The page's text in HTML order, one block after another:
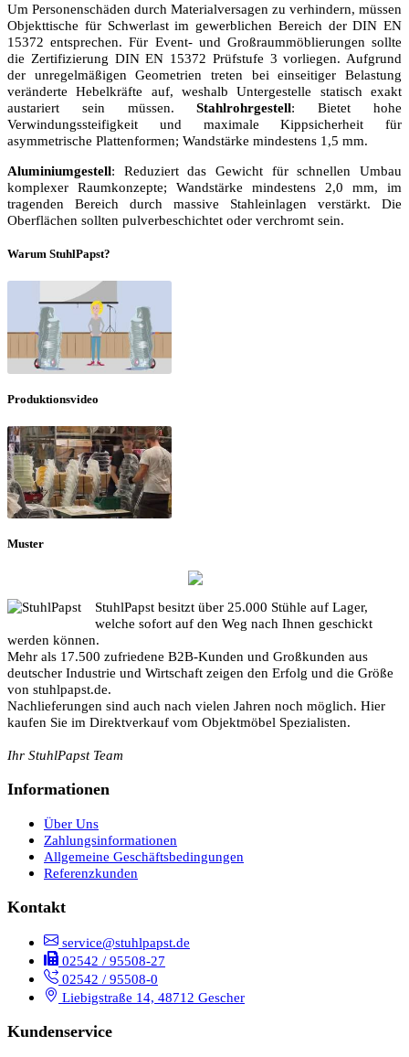
Um Personenschäden durch Materialversagen zu verhindern, müssen
Objekttische für Schwerlast im gewerblichen Bereich der DIN EN
15372 entsprechen. Für Event- und Großraummöblierungen sollte
die Zertifizierung DIN EN 15372 Prüfstufe 3 vorliegen. Aufgrund
der unregelmäßigen Geometrien treten bei einseitiger Belastung
veränderte Hebelkräfte auf, weshalb Untergestelle statisch exakt
austariert sein müssen.Stahlrohrgestell: Bietet hohe
Verwindungssteifigkeit und maximale Kippsicherheit für
asymmetrische Plattenformen; Wandstärke mindestens 1,5 mm.
Aluminiumgestell: Reduziert das Gewicht für schnellen Umbau
komplexer Raumkonzepte; Wandstärke mindestens 2,0 mm, im
tragenden Bereich durch massive Stahleinlagen verstärkt. Die
Oberflächen sollten pulverbeschichtet oder verchromt sein.
Warum StuhlPapst?
Produktionsvideo
Muster
StuhlPapst besitzt über 25.000 Stühle auf Lager,
welche sofort auf den Weg nach Ihnen geschickt
werden können.
Mehr als 17.500 zufriedene B2B-Kunden und Großkunden aus
deutscher Industrie und Wirtschaft zeigen den Erfolg und die Größe
von stuhlpapst.de.
Nachlieferungen sind auch nach vielen Jahren noch möglich. Hier
kaufen Sie im Direktverkauf vom Objektmöbel Spezialisten.
Ihr StuhlPapst Team
Informationen
Über Uns
Zahlungsinformationen
Allgemeine Geschäftsbedingungen
Referenzkunden
Kontakt
service@stuhlpapst.de
02542 / 95508-27
02542 / 95508-0
Liebigstraße 14, 48712 Gescher
Kundenservice